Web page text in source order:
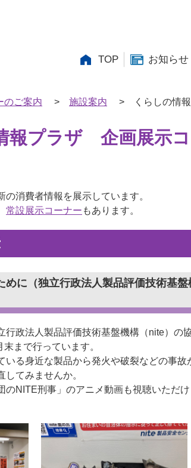
TOP お知らせ
のご案内 > 施設案内 > くらしの情
報プラザ 企画展示
消費者情報を展示しています。
常設展示コーナー もあります。
めに（独立行政法人製品評価技術基
行政法人製品評価技術基盤機構（nite）の
まで行っています。
いる身近な製品から発火や破裂などの事
てみませんか。
のNITE刑事」のアニメ動画も視聴いただ